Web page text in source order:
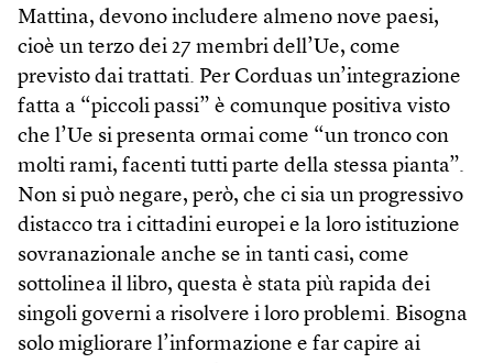
Mattina, devono includere almeno nove paesi,
cioè un terzo dei 27 membri dell’Ue, come
previsto dai trattati. Per Corduas un’integrazione
fatta a “piccoli passi” è comunque positiva visto
che l’Ue si presenta ormai come “un tronco con
molti rami, facenti tutti parte della stessa pianta”.
Non si può negare, però, che ci sia un progressivo
distacco tra i cittadini europei e la loro istituzione
sovranazionale anche se in tanti casi, come
sottolinea il libro, questa è stata più rapida dei
singoli governi a risolvere i loro problemi. Bisogna
solo migliorare l’informazione e far capire ai